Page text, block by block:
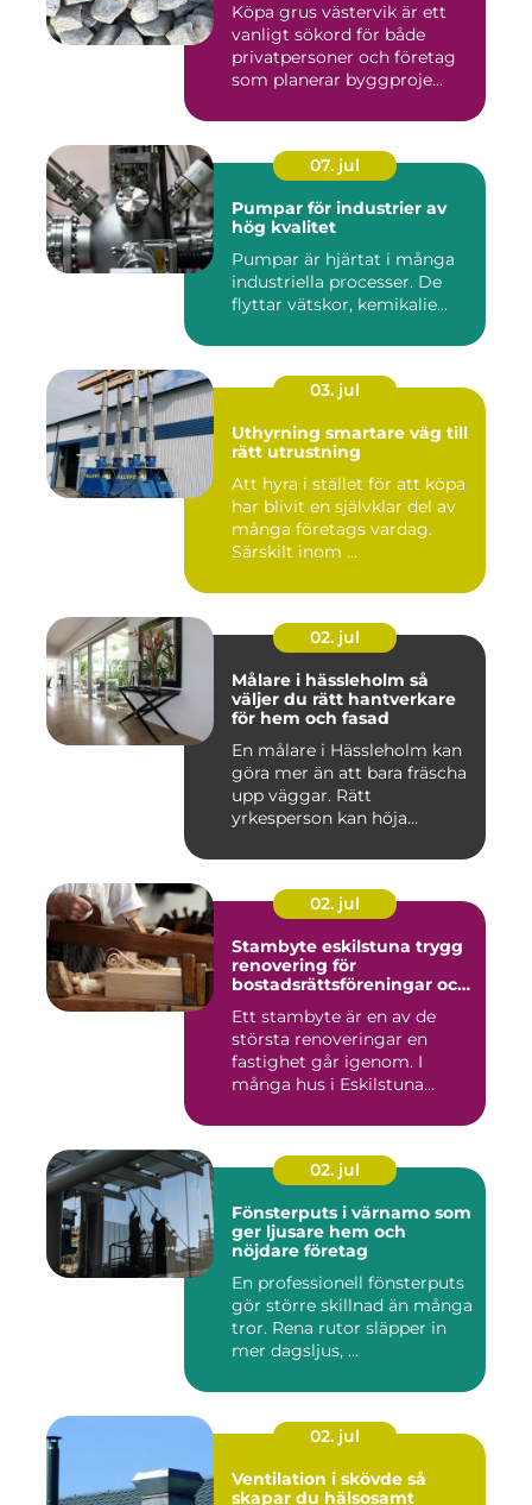
Köpa grus västervik är ett
vanligt sökord för både
privatpersoner och företag
som planerar byggproje...
07. jul
Pumpar för industrier av
hög kvalitet
Pumpar är hjärtat i många
industriella processer. De
flyttar vätskor, kemikalie...
03. jul
Uthyrning smartare väg till
rätt utrustning
Att hyra i stället för att köpa
har blivit en självklar del av
många företags vardag.
Särskilt inom ...
02. jul
Målare i hässleholm så
väljer du rätt hantverkare
för hem och fasad
En målare i Hässleholm kan
göra mer än att bara fräscha
upp väggar. Rätt
yrkesperson kan höja
02. jul
Stambyte eskilstuna trygg
renovering för
bostadsrättsföreningar och
Ett stambyte är en av de
största renoveringar en
fastighet går igenom. I
många hus i Eskilstuna
02. jul
Fönsterputs i värnamo som
ger ljusare hem och
nöjdare företag
En professionell fönsterputs
gör större skillnad än många
tror. Rena rutor släpper in
mer dagsljus, ...
02. jul
Ventilation i skövde så
skapar du hälsosamt